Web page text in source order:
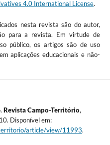
4.0 International License.
nesta revista são do autor,
para a revista. Em virtude de
público, os artigos são de uso
aplicações educacionais e não-
Revista Campo-Território,
Disponível em:
article/view/11993.